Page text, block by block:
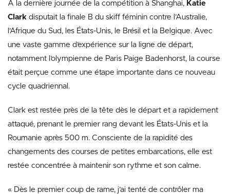
À la dernière journée de la compétition à Shanghai, Katie
Clark disputait la finale B du skiff féminin contre l’Australie,
l’Afrique du Sud, les États-Unis, le Brésil et la Belgique. Avec
une vaste gamme d’expérience sur la ligne de départ,
notamment l’olympienne de Paris Paige Badenhorst, la course
était perçue comme une étape importante dans ce nouveau
cycle quadriennal.
Clark est restée près de la tête dès le départ et a rapidement
attaqué, prenant le premier rang devant les États-Unis et la
Roumanie après 500 m. Consciente de la rapidité des
changements des courses de petites embarcations, elle est
restée concentrée à maintenir son rythme et son calme.
« Dès le premier coup de rame, j’ai tenté de contrôler ma